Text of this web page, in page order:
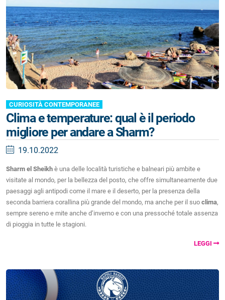
CURIOSITÀ CONTEMPORANEE
Clima e temperature: qual è il periodo
migliore per andare a Sharm?
19.10.2022
Sharm el Sheikh è una delle località turistiche e balneari più ambite e
visitate al mondo, per la bellezza del posto, che offre simultaneamente due
paesaggi agli antipodi come il mare e il deserto, per la presenza della
seconda barriera corallina più grande del mondo, ma anche per il suo clima,
sempre sereno e mite anche d’inverno e con una pressoché totale assenza
di pioggia in tutte le stagioni.
LEGGI